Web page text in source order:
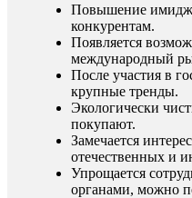
Повышение
конкурентам.
Появляется
международный
После участия в
крупные тренды.
Экологически
покупают.
Замечается
отечественных и
Упрощается
органами, можно